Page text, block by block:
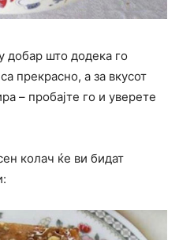
добар што додека го
прекрасно, а за вкусот
– пробајте го и уверете
колач ќе ви бидат